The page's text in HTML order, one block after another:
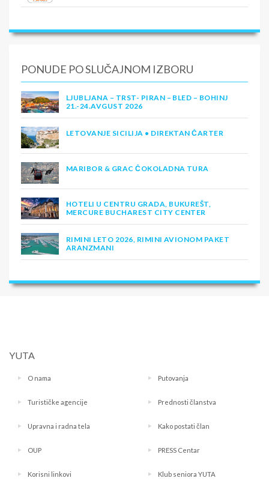
PONUDE PO SLUČAJNOM IZBORU
LJUBLJANA – TRST- PIRAN – BLED – BOHINJ
21.-24.AVGUST 2026
LETOVANJE SICILIJA • DIREKTAN ČARTER
MARIBOR & GRAC ČOKOLADNA TURA
HOTELI U CENTRU GRADA, BUKUREŠT,
MERCURE BUCHAREST CITY CENTER
RIMINI LETO 2026, RIMINI AVIONOM PAKET
ARANZMANI
YUTA
O nama Putovanja
Turističke agencije Prednosti članstva
Upravna i radna tela Kako postati član
OUP PRESS Centar
Korisni linkovi Klub seniora YUTA